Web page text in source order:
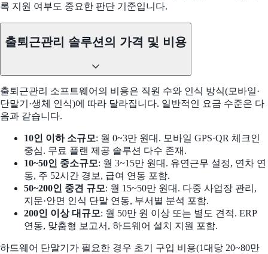
록 지원 여부도 중요한 판단 기준입니다.
출퇴근관리 솔루션의 가격 및 비용
출퇴근관리 소프트웨어의 비용은 직원 수와 인식 방식(모바일·
단말기·생체 인식)에 따라 달라집니다. 일반적인 요금 수준은 다
음과 같습니다.
10인 이하 소규모: 월 0~3만 원대. 모바일 GPS·QR 체크인
중심. 무료 플랜 제공 솔루션 다수 존재.
10~50인 중소규모: 월 3~15만 원대. 유연근무 설정, 연차 연
동, 주 52시간 경보, 급여 연동 포함.
50~200인 중견 규모: 월 15~50만 원대. 다중 사업장 관리,
지문·안면 인식 단말 연동, 부서별 분석 포함.
200인 이상 대규모: 월 50만 원 이상 또는 별도 견적. ERP
연동, 맞춤형 보고서, 하드웨어 설치 지원 포함.
하드웨어 단말기가 필요한 경우 초기 구입 비용(1대당 20~80만